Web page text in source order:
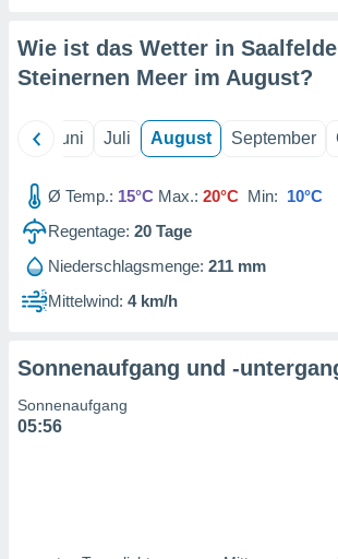
von
der
zur
Inhalten.
und
durch
und der
Wie ist das Wetter in
Steinernen Meer im August?
Juni Juli August September
Ø Temp.: 15°C Max.: 20°C Min: 10°C
Regentage: 20 Tage
Niederschlagsmenge: 211 mm
Mittelwind: 4 km/h
Sonnenaufgang und -
Sonnenaufgang
05:56